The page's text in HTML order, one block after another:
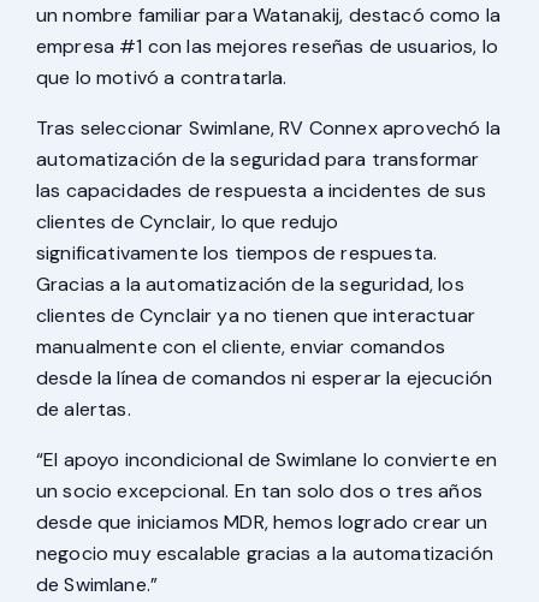
un nombre familiar para Watanakij, destacó como la
empresa #1 con las mejores reseñas de usuarios, lo
que lo motivó a contratarla.
Tras seleccionar Swimlane, RV Connex aprovechó la
automatización de la seguridad para transformar
las capacidades de respuesta a incidentes de sus
clientes de Cynclair, lo que redujo
significativamente los tiempos de respuesta.
Gracias a la automatización de la seguridad, los
clientes de Cynclair ya no tienen que interactuar
manualmente con el cliente, enviar comandos
desde la línea de comandos ni esperar la ejecución
de alertas.
“El apoyo incondicional de Swimlane lo convierte en
un socio excepcional. En tan solo dos o tres años
desde que iniciamos MDR, hemos logrado crear un
negocio muy escalable gracias a la automatización
de Swimlane.”